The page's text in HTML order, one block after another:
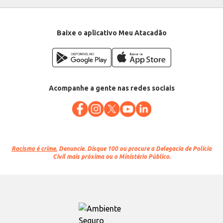
Baixe o aplicativo Meu Atacadão
Acompanhe a gente nas redes sociais
Racismo é crime. Denuncie. Disque 100 ou procure a Delegacia de Polícia
Civil mais próxima ou o Ministério Público.